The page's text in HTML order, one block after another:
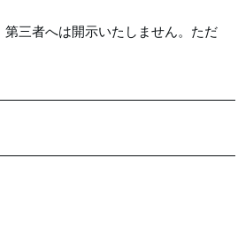
三者へは開示いたしません。ただ